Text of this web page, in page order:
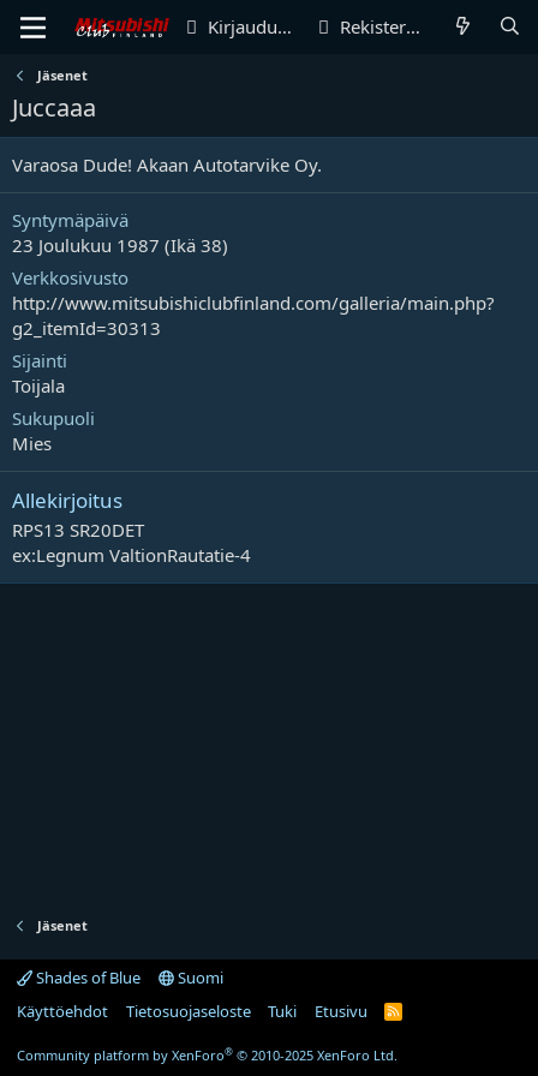
Kirjaudu sisään Rekisteröidy
Jäsenet
Juccaaa
Varaosa Dude! Akaan Autotarvike Oy.
Syntymäpäivä
23 Joulukuu 1987 (Ikä 38)
Verkkosivusto
http://www.mitsubishiclubfinland.com/galleria/main.php?
g2_itemId=30313
Sijainti
Toijala
Sukupuoli
Mies
Allekirjoitus
RPS13 SR20DET
ex:Legnum ValtionRautatie-4
Jäsenet
Shades of Blue
Suomi
Käyttöehdot
Tietosuojaseloste Tuki Etusivu
R
Community platform by XenForo® © 2010-2025 XenForo Ltd.